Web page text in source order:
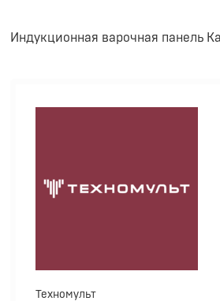
Индукционная варочная панель
Техномульт